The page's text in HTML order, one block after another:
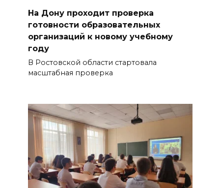
На Дону проходит проверка
готовности образовательных
организаций к новому учебному
году
В Ростовской области стартовала
масштабная проверка